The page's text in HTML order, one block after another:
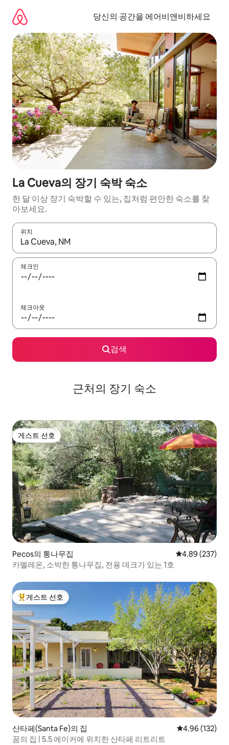
당신의 공간을 에어비앤비하세요
La Cueva의 장기 숙박 숙소
한 달 이상 장기 숙박할 수 있는, 집처럼 편안한 숙소를 찾
아보세요.
위치
결과가 나오면 위·아래 화살표 키를 사용하거나 터치 또는 스와이
체크인
체크아웃
검색
근처의 장기 숙소
게스트 선호
게스트 선호
Pecos의 통나무집 평점 4.89점(5
4.89 (237)
카멜레온, 소박한 통나무집, 전용 데크가 있는 1호
상위 게스트 선호
게스트 선호
산타페(Santa Fe)의 집 평점 4.96점(5
4.96 (132)
꿈의 집 | 5.5 에이커에 위치한 산타페 리트리트